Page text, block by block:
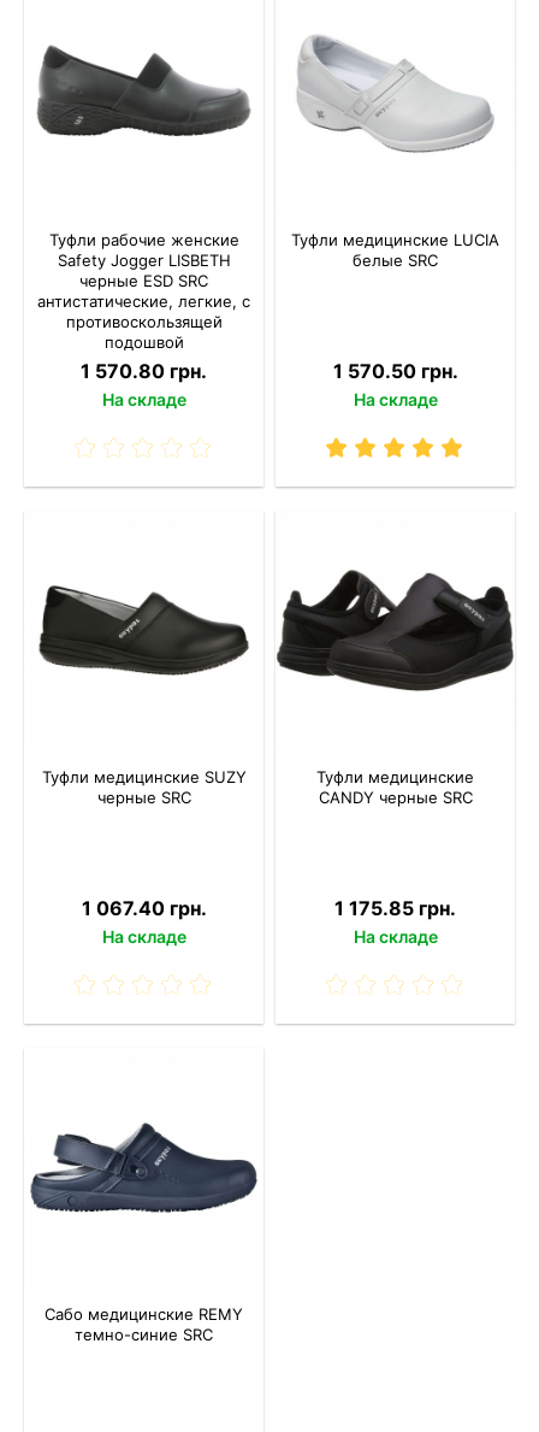
Туфли рабочие женские
Safety Jogger LISBETH
черные ESD SRC
антистатические, легкие, с
противоскользящей
подошвой
1 570.80 грн.
На складе
Туфли медицинские LUCIA
белые SRC
1 570.50 грн.
На складе
Туфли медицинские SUZY
черные SRC
1 067.40 грн.
На складе
Туфли медицинские
CANDY черные SRC
1 175.85 грн.
На складе
Сабо медицинские REMY
темно-синие SRC